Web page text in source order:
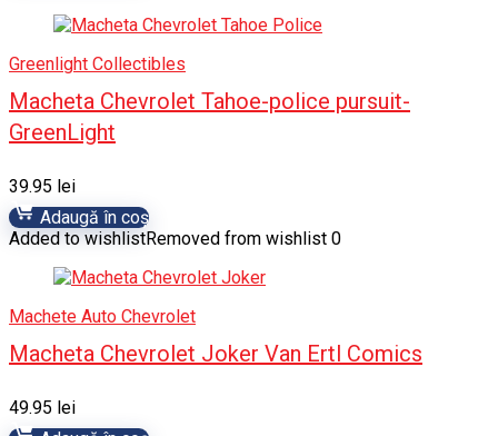
Greenlight Collectibles
Macheta Chevrolet Tahoe-police pursuit-
GreenLight
39.95 lei
Adaugă în coș
Added to wishlistRemoved from wishlist 0
Machete Auto Chevrolet
Macheta Chevrolet Joker Van Ertl Comics
49.95 lei